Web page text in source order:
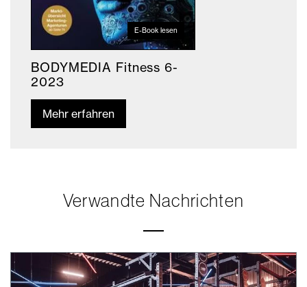
E-Book lesen
BODYMEDIA Fitness 6-
2023
Mehr erfahren
Verwandte Nachrichten